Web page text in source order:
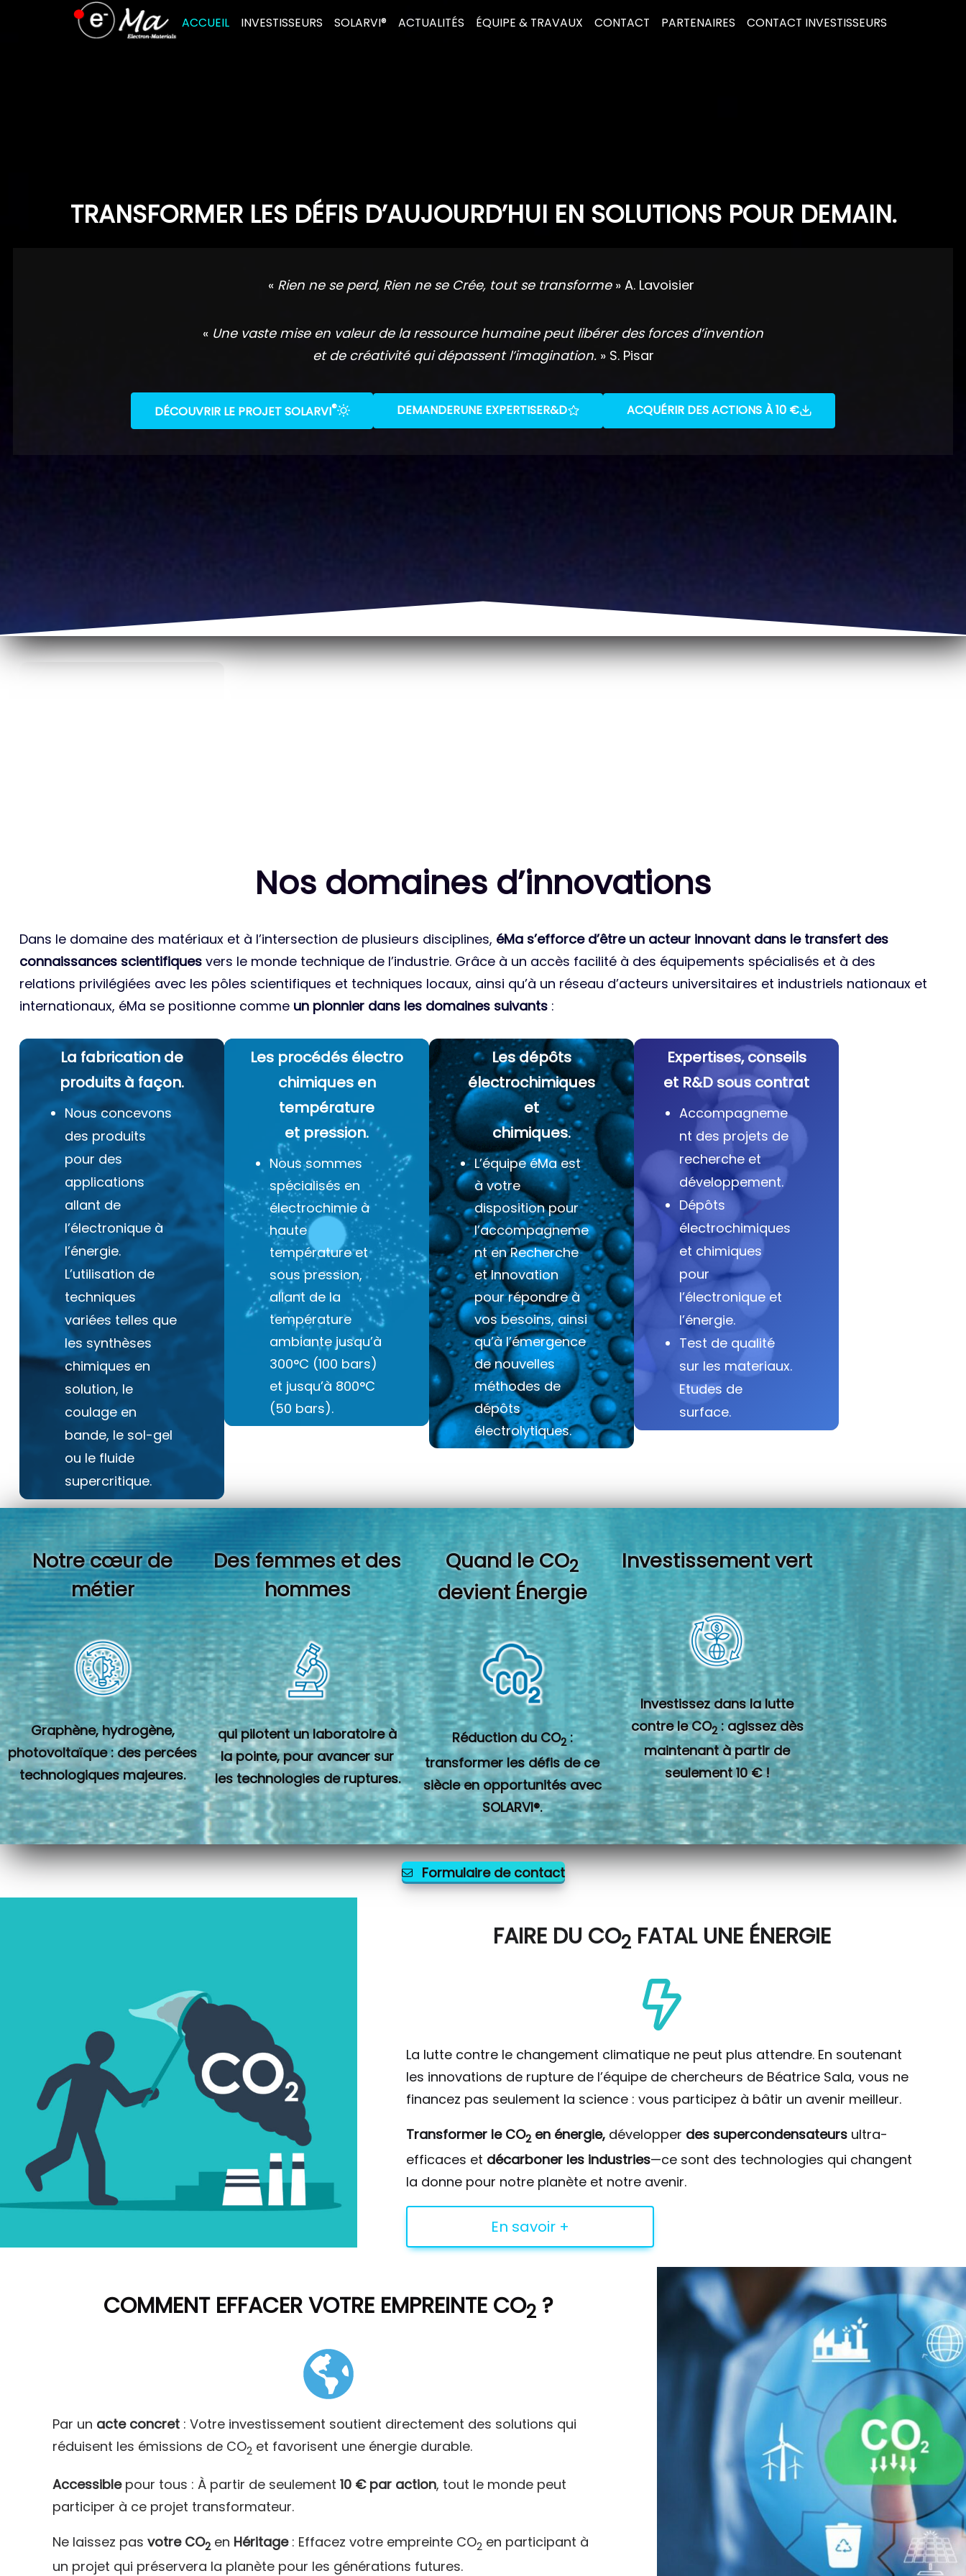
ACCUEIL INVESTISSEURS SOLARVI® ACTUALITÉS ÉQUIPE & TRAVAUX CONTACT PARTENAIRES CONTACT INVESTISSEURS
TRANSFORMER LES DÉFIS D’AUJOURD’HUI EN SOLUTIONS POUR DEMAIN.
« Rien ne se perd, Rien ne se Crée, tout se transforme » A. Lavoisier
« Une vaste mise en valeur de la ressource humaine peut libérer des forces d’invention
et de créativité qui dépassent l’imagination.» S. Pisar
DÉCOUVRIR LE PROJET SOLARVI® DEMANDERUNE EXPERTISER&D ACQUÉRIR DES ACTIONS À 10 €
Nos domaines d’innovations
Dans le domaine des matériaux et à l’intersection de plusieurs disciplines, éMa s’efforce d’être un acteur innovant dans le transfert des
connaissances scientifiques vers le monde technique de l’industrie. Grâce à un accès facilité à des équipements spécialisés et à des
relations privilégiées avec les pôles scientifiques et techniques locaux, ainsi qu’à un réseau d’acteurs universitaires et industriels nationaux et
internationaux, éMa se positionne comme un pionnier dans les domaines suivants :
La fabrication de
produits à façon.
Nous concevons
des produits
pour des
applications
allant de
l’électronique à
l’énergie.
L’utilisation de
techniques
variées telles que
les synthèses
chimiques en
solution, le
coulage en
bande, le sol-gel
ou le fluide
supercritique.
Les procédés électro
chimiques en
température
et pression.
Nous sommes
spécialisés en
électrochimie à
haute
température et
sous pression,
allant de la
température
ambiante jusqu’à
300°C (100 bars)
et jusqu’à 800°C
(50 bars).
Les dépôts
électrochimiques
et
chimiques.
L’équipe éMa est
à votre
disposition pour
l’accompagneme
nt en Recherche
et Innovation
pour répondre à
vos besoins, ainsi
qu’à l’émergence
de nouvelles
méthodes de
dépôts
électrolytiques.
Expertises, conseils
et R&D sous contrat
Accompagneme
nt des projets de
recherche et
développement.
Dépôts
électrochimiques
et chimiques
pour
l’électronique et
l’énergie.
Test de qualité
sur les materiaux.
Etudes de
surface.
Notre cœur de
métier
Graphène, hydrogène,
photovoltaïque : des percées
technologiques majeures.
Des femmes et des
hommes
qui pilotent un laboratoire à
la pointe, pour avancer sur
les technologies de ruptures.
Quand le CO2
devient Énergie
Réduction du CO2 :
transformer les défis de ce
siècle en opportunités avec
SOLARVI®.
Investissement vert
Investissez dans la lutte
contre le CO2 : agissez dès
maintenant à partir de
seulement 10 € !
Formulaire de contact
FAIRE DU CO2FATAL UNE ÉNERGIE
La lutte contre le changement climatique ne peut plus attendre. En soutenant
les innovations de rupture de l’équipe de chercheurs de Béatrice Sala, vous ne
financez pas seulement la science : vous participez à bâtir un avenir meilleur.
Transformer le CO2 en énergie, développer des supercondensateurs ultra-
efficaces et décarboner les industries—ce sont des technologies qui changent
la donne pour notre planète et notre avenir.
En savoir +
COMMENT EFFACER VOTRE EMPREINTE CO2 ?
Par un acte concret : Votre investissement soutient directement des solutions qui
réduisent les émissions de CO2 et favorisent une énergie durable.
Accessiblepour tous : À partir de seulement10 € par action, tout le monde peut
participer à ce projet transformateur.
Ne laissez pasvotre CO2 en Héritage: Effacez votre empreinte CO2 en participant à
un projet qui préservera la planète pour les générations futures.